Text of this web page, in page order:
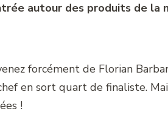
autour des produits de la
forcément de Florian
en sort quart de finaliste.
!